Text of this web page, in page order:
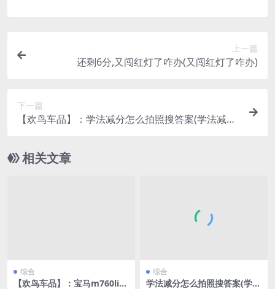
上一篇
还剩6分,又闯红灯了咋办(又闯红灯了咋办)
下一篇
【欢鸟车品】：学法减分怎么拍照搜答案(学法减分
相关文章
综合
【欢鸟车品】：宝马m760li
综合
学法减分怎么拍照搜答案(学法